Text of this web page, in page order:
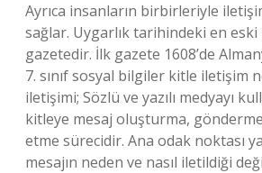
Ayrıca insanların birbirleriyle
sağlar. Uygarlık tarihindeki en eski
gazetedir. İlk gazete 1608’de
7. sınıf sosyal bilgiler kitle iletişim
iletişimi; Sözlü ve yazılı medyayı
kitleye mesaj oluşturma,
etme sürecidir. Ana odak noktası
mesajın neden ve nasıl iletildiği